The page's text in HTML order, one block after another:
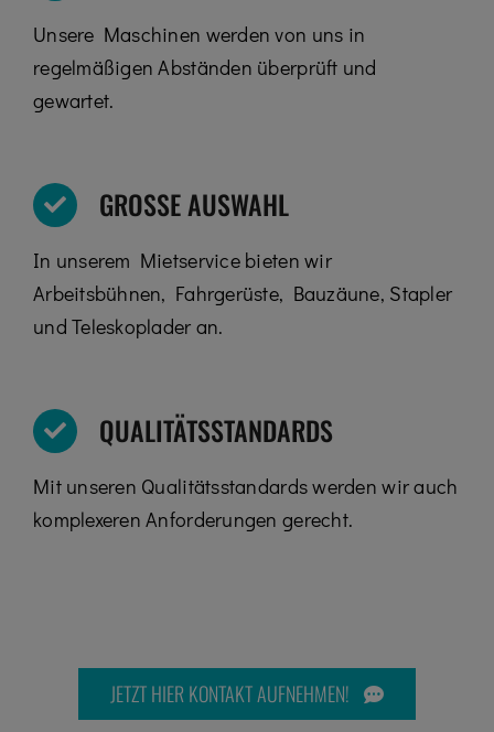
Unsere Maschinen werden von uns in
regelmäßigen Abständen überprüft und
gewartet.
GROSSE AUSWAHL
In unserem Mietservice bieten wir
Arbeitsbühnen, Fahrgerüste, Bauzäune, Stapler
und Teleskoplader an.
QUALITÄTSSTANDARDS
Mit unseren Qualitätsstandards werden wir auch
komplexeren Anforderungen gerecht.
JETZT HIER KONTAKT AUFNEHMEN!